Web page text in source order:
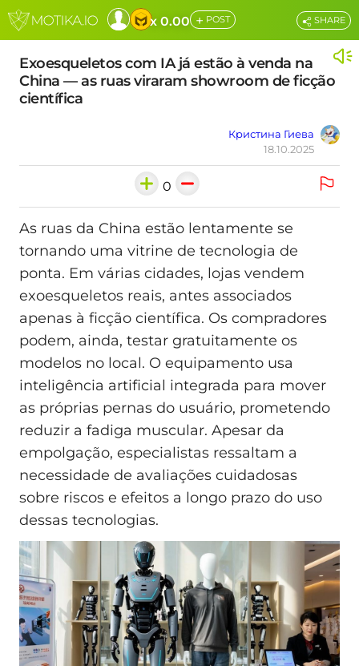
x 0.00 + POST
Exoesqueletos com IA já estão à venda na
China — as ruas viraram showroom de ficção
científica
Кристина Гиева
18.10.2025
SHARE
0
As ruas da China estão lentamente se
tornando uma vitrine de tecnologia de
ponta. Em várias cidades, lojas vendem
exoesqueletos reais, antes associados
apenas à ficção científica. Os compradores
podem, ainda, testar gratuitamente os
modelos no local. O equipamento usa
inteligência artificial integrada para mover
as próprias pernas do usuário, prometendo
reduzir a fadiga muscular. Apesar da
empolgação, especialistas ressaltam a
necessidade de avaliações cuidadosas
sobre riscos e efeitos a longo prazo do uso
dessas tecnologias.